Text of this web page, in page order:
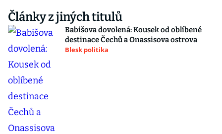
Články z jiných titulů
Babišova dovolená: Kousek od oblíbené
destinace Čechů a Onassisova ostrova
Blesk politika